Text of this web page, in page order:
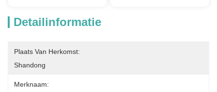
Detailinformatie
Plaats Van Herkomst:
Shandong
Merknaam: